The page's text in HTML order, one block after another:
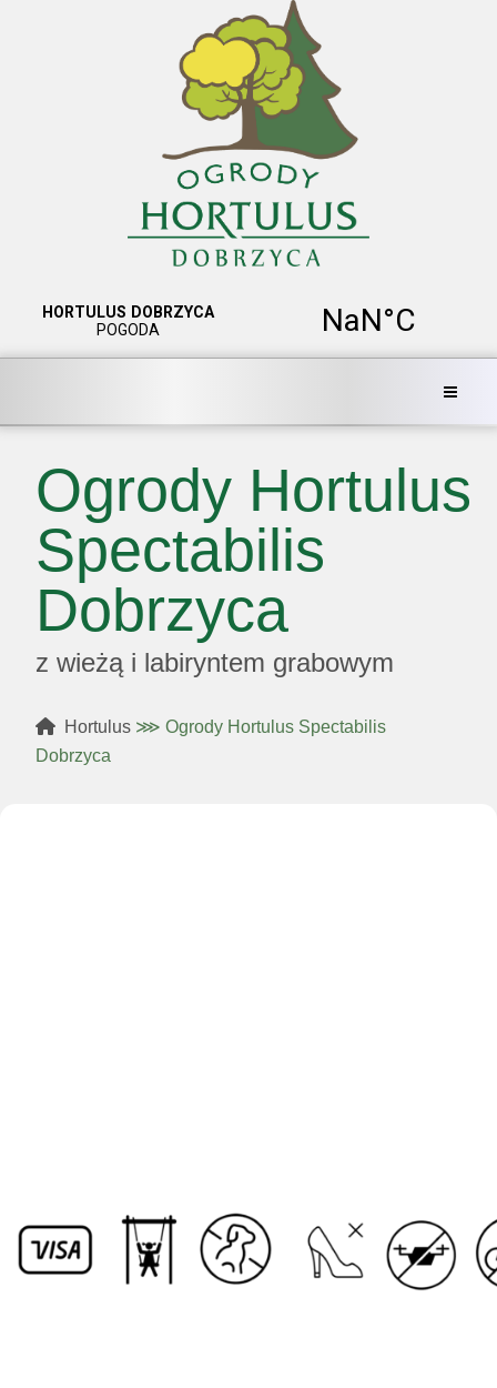
Ogrody Hortulus
Spectabilis
Dobrzyca
z wieżą i labiryntem grabowym
Hortulus ⋙ Ogrody Hortulus Spectabilis
Dobrzyca